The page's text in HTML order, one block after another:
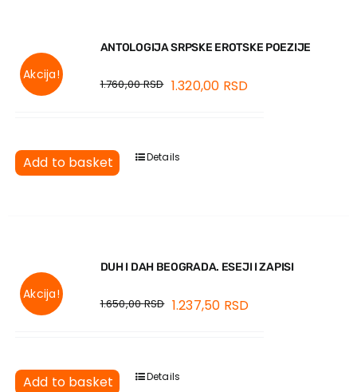
Akcija!
ANTOLOGIJA SRPSKE EROTSKE POEZIJE
1.760,00RSD 1.320,00 RSD
Add to basket Details
Akcija!
DUH I DAH BEOGRADA. ESEJI I ZAPISI
1.650,00RSD 1.237,50 RSD
Add to basket Details